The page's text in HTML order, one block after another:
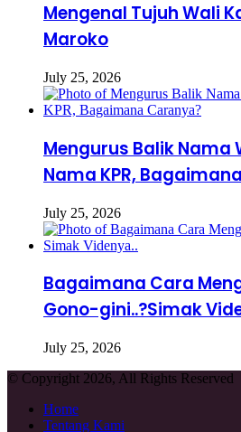
Mengenal Tujuh Wali
Maroko
July 25, 2026
Mengurus Balik Nama
Nama KPR,
July 25, 2026
Bagaimana Cara
Gono-gini..?Simak
July 25, 2026
© Copyright 2026, All Rights Reserved
Home
Tentang Kami